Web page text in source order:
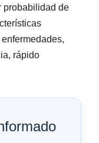
probabilidad de
rápido